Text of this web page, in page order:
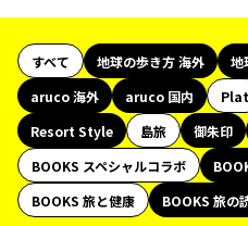
すべて 地球の歩き方 海外
地
aruco 海外
aruco 国内 Plat
Resort Style
島旅 御朱印
BOOKS スペシャルコラボ
BOOKS 旅と健康
BOOKS 旅の